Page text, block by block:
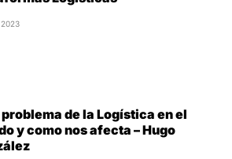
problema de la Logística en el
y como nos afecta – Hugo